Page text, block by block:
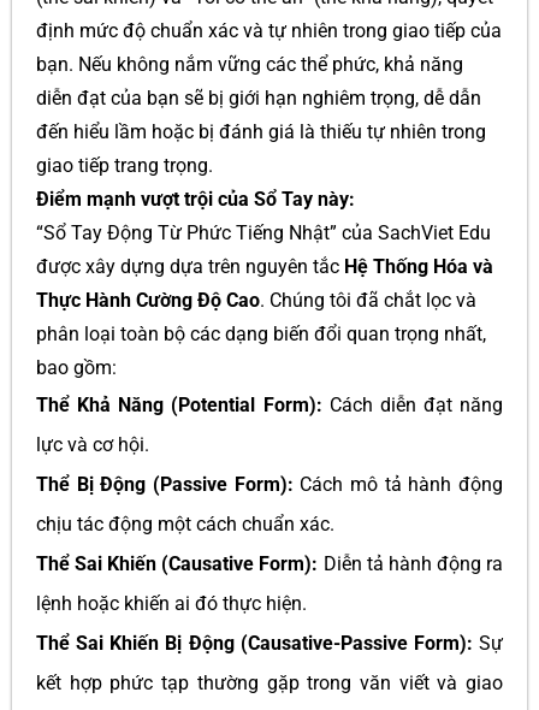
định mức độ chuẩn xác và tự nhiên trong giao tiếp của
bạn. Nếu không nắm vững các thể phức, khả năng
diễn đạt của bạn sẽ bị giới hạn nghiêm trọng, dễ dẫn
đến hiểu lầm hoặc bị đánh giá là thiếu tự nhiên trong
giao tiếp trang trọng.
Điểm mạnh vượt trội của Sổ Tay này:
“Sổ Tay Động Từ Phức Tiếng Nhật” của SachViet Edu
được xây dựng dựa trên nguyên tắc Hệ Thống Hóa và
Thực Hành Cường Độ Cao. Chúng tôi đã chắt lọc và
phân loại toàn bộ các dạng biến đổi quan trọng nhất,
bao gồm:
Thể Khả Năng (Potential Form): Cách diễn đạt năng
lực và cơ hội.
Thể Bị Động (Passive Form): Cách mô tả hành động
chịu tác động một cách chuẩn xác.
Thể Sai Khiến (Causative Form): Diễn tả hành động ra
lệnh hoặc khiến ai đó thực hiện.
Thể Sai Khiến Bị Động (Causative-Passive Form): Sự
kết hợp phức tạp thường gặp trong văn viết và giao